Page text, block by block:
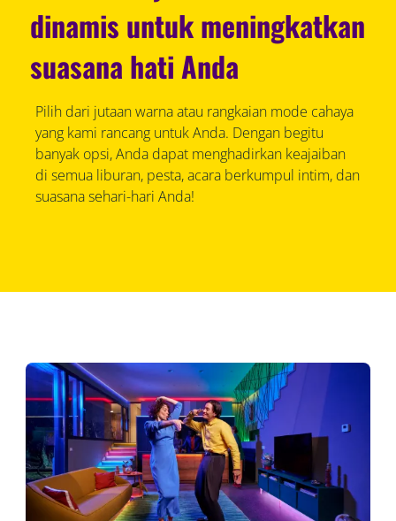
dinamis untuk meningkatkan
suasana hati Anda
Pilih dari jutaan warna atau rangkaian mode cahaya
yang kami rancang untuk Anda. Dengan begitu
banyak opsi, Anda dapat menghadirkan keajaiban
di semua liburan, pesta, acara berkumpul intim, dan
suasana sehari-hari Anda!